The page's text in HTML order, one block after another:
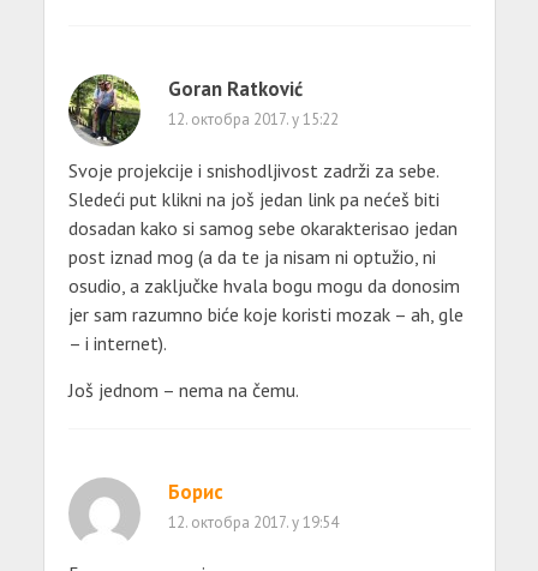
Goran Ratković
12. октобра 2017. у 15:22
Svoje projekcije i snishodljivost zadrži za sebe.
Sledeći put klikni na još jedan link pa nećeš biti
dosadan kako si samog sebe okarakterisao jedan
post iznad mog (a da te ja nisam ni optužio, ni
osudio, a zaključke hvala bogu mogu da donosim
jer sam razumno biće koje koristi mozak – ah, gle
– i internet).
Još jednom – nema na čemu.
Борис
12. октобра 2017. у 19:54